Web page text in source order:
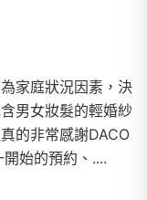
家庭狀況因素，決
男女妝髮的輕婚紗
的非常感謝DACO
始的預約、....